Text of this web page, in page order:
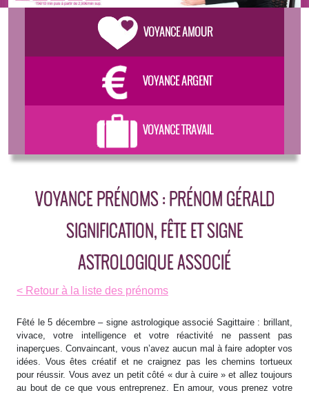
VOYANCE AMOUR
VOYANCE ARGENT
VOYANCE TRAVAIL
VOYANCE PRÉNOMS : PRÉNOM GÉRALD
SIGNIFICATION, FÊTE ET SIGNE
ASTROLOGIQUE ASSOCIÉ
< Retour à la liste des prénoms
Fêté le 5 décembre – signe astrologique associé Sagittaire : brillant,
vivace, votre intelligence et votre réactivité ne passent pas
inaperçues. Convaincant, vous n’avez aucun mal à faire adopter vos
idées. Vous êtes créatif et ne craignez pas les chemins tortueux
pour réussir. Vous avez un petit côté « dur à cuire » et allez toujours
au bout de ce que vous entreprenez. En amour, vous prenez votre